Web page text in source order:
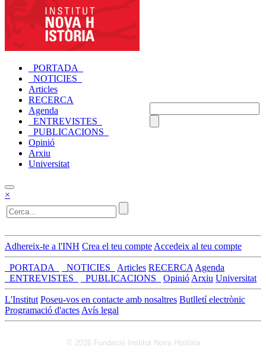
_PORTADA_
_NOTICIES_
Articles
RECERCA
Agenda
_ENTREVISTES_
_PUBLICACIONS_
Opinió
Arxiu
Universitat
×
Adhereix-te a l'INH Crea el teu compte Accedeix al teu compte
_PORTADA_ _NOTICIES_ Articles RECERCA Agenda
_ENTREVISTES_
_PUBLICACIONS_ Opinió Arxiu Universitat
L'Institut Poseu-vos en contacte amb nosaltres Butlletí electrònic
Programació d'actes Avís legal
© 2026 Fundació Institut Nova Història